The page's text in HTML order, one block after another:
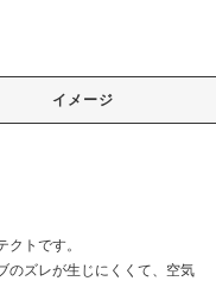
イメージ
トです。
のズレが生じにくくて、空気